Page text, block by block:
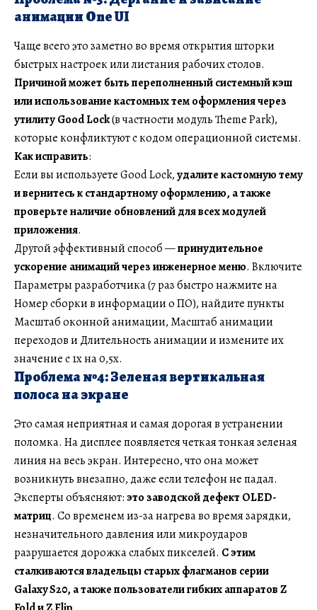
анимации One UI
Чаще всего это заметно во время открытия шторки
быстрых настроек или листания рабочих столов.
Причиной может быть переполненный системный кэш
или использование кастомных тем оформления через
утилиту Good Lock(в частности модуль Theme Park),
которые конфликтуют с кодом операционной системы.
Как исправить:
Если вы используете Good Lock,удалите кастомную тему
и вернитесь к стандартному оформлению, а также
проверьте наличие обновлений для всех модулей
приложения.
Другой эффективный способ —принудительное
ускорение анимаций через инженерное меню. Включите
Параметры разработчика (7 раз быстро нажмите на
Номер сборки в информации о ПО), найдите пункты
Масштаб оконной анимации, Масштаб анимации
переходов и Длительность анимации и измените их
значение с 1x на 0,5x.
Проблема №4: Зеленая вертикальная
полоса на экране
Это самая неприятная и самая дорогая в устранении
поломка. На дисплее появляется четкая тонкая зеленая
линия на весь экран. Интересно, что она может
возникнуть внезапно, даже если телефон не падал.
Эксперты объясняют: это заводской дефект OLED-
матриц. Со временем из-за нагрева во время зарядки,
незначительного давления или микроударов
разрушается дорожка слабых пикселей. С этим
сталкиваются владельцы старых флагманов серии
Galaxy S20, а также пользователи гибких аппаратов Z